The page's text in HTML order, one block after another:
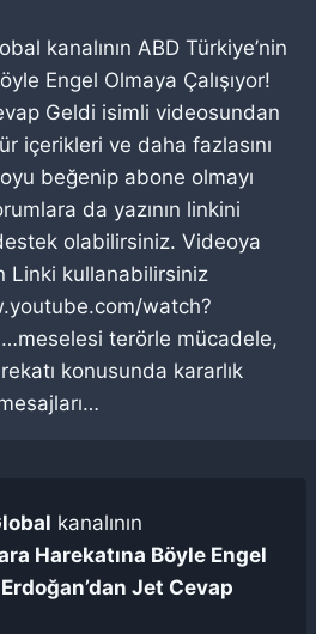
kanalının ABD Türkiye’nin
Engel Olmaya Çalışıyor!
Geldi isimli videosundan
içerikleri ve daha fazlasını
beğenip abone olmayı
da yazının linkini
olabilirsiniz. Videoya
Linki kullanabilirsiniz
watch?
terörle mücadele,
konusunda kararlık
kanalının
Harekatına Böyle Engel
Jet Cevap